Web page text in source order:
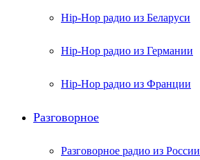
Hip-Hop радио из Беларуси
Hip-Hop радио из Германии
Hip-Hop радио из Франции
Разговорное
Разговорное радио из России